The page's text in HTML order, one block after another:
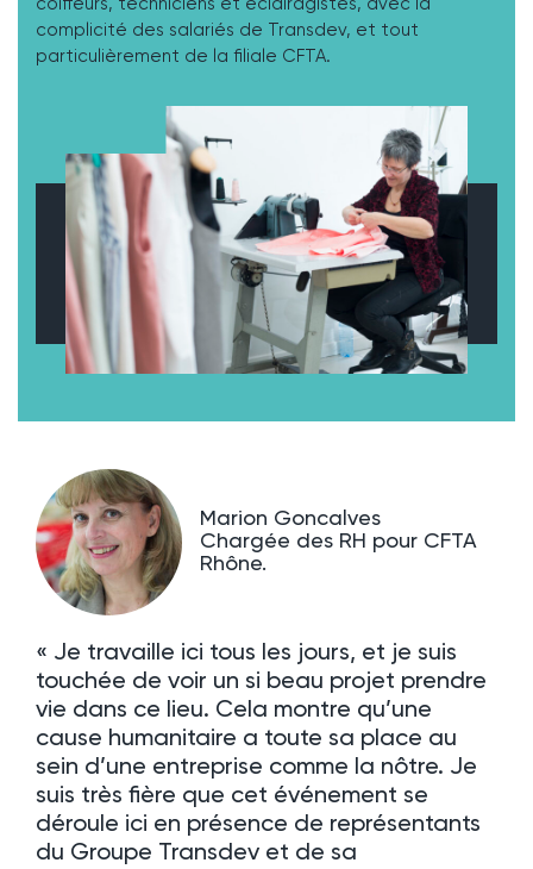
coiffeurs, techniciens et éclairagistes, avec la
complicité des salariés de Transdev, et tout
particulièrement de la filiale CFTA.
Marion Goncalves
Chargée des RH pour CFTA
Rhône.
« Je travaille ici tous les jours, et je suis
touchée de voir un si beau projet prendre
vie dans ce lieu. Cela montre qu’une
cause humanitaire a toute sa place au
sein d’une entreprise comme la nôtre. Je
suis très fière que cet événement se
déroule ici en présence de représentants
du Groupe Transdev et de sa